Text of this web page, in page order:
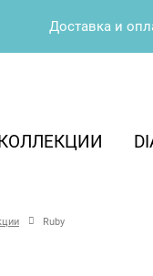
Доставка и
Ruby